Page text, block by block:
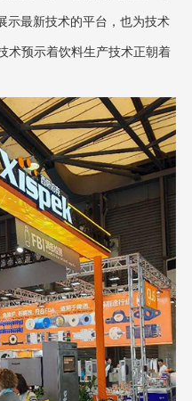
示最新技术的平台，也为技术
术预示着饮料生产技术正朝着